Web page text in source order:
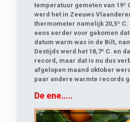
temperatuur gemeten van 19º
werd het in Zeeuws
thermometer namelijk 20,5º C.
eens eerder voor gekomen
datum warm was in de Bilt,
Destijds werd het 18,7º C. en
record, maar dat is nu dus
afgelopen maand oktober
paar andere warmte records
De ene…..